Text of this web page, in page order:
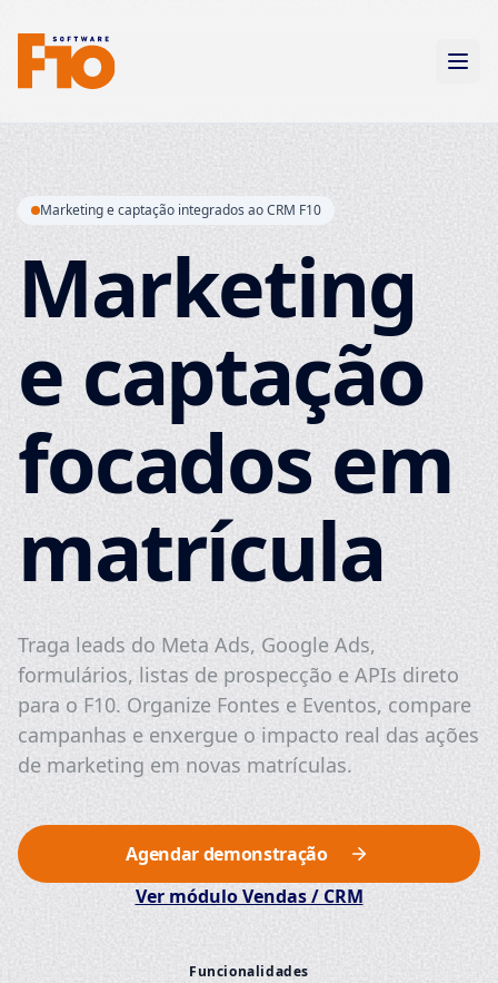
Marketing e captação integrados ao CRM F10
Marketing
e captação
focados em
matrícula
Traga leads do Meta Ads, Google Ads,
formulários, listas de prospecção e APIs direto
para o F10. Organize Fontes e Eventos, compare
campanhas e enxergue o impacto real das ações
de marketing em novas matrículas.
Agendar demonstração
Ver módulo Vendas / CRM
Funcionalidades